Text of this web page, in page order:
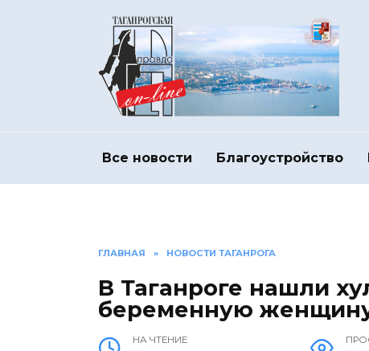
Все новости Благоустройство
ГЛАВНАЯ » НОВОСТИ ТАГАНРОГА
В Таганроге нашли
беременную
НА ЧТЕНИЕ